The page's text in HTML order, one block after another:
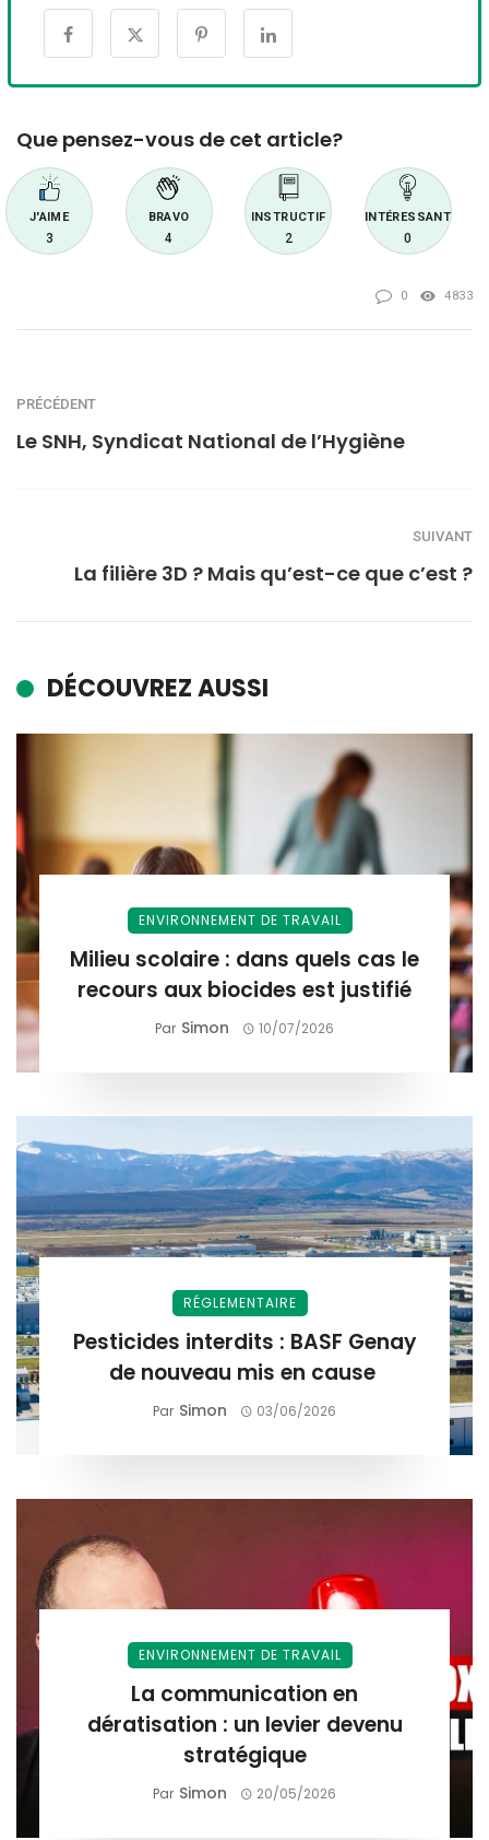
Que pensez-vous de cet article?
J'AIME
3
BRAVO
4
INSTRUCTIF
2
INTÉRESSANT
0
0 4833
PRÉCÉDENT
Le SNH, Syndicat National de l’Hygiène
SUIVANT
La filière 3D ? Mais qu’est-ce que c’est ?
DÉCOUVREZ AUSSI
ENVIRONNEMENT DE TRAVAIL
Milieu scolaire : dans quels cas le
recours aux biocides est justifié
Par Simon 10/07/2026
RÉGLEMENTAIRE
Pesticides interdits : BASF Genay
de nouveau mis en cause
Par Simon 03/06/2026
ENVIRONNEMENT DE TRAVAIL
La communication en
dératisation : un levier devenu
stratégique
Par Simon 20/05/2026